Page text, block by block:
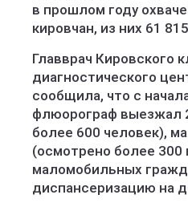
в прошлом году
кировчан, из них 61
Главврач Кировского
диагностического
сообщила, что с
флюорограф выезжал
более 600 человек),
(осмотрено более
маломобильных
диспансеризацию на